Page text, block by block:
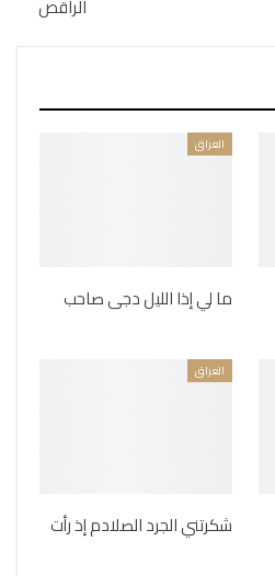
الراقص
العراق
ما لي إذا الليل دجى صاحب
العراق
شكرتني الجرد الصلادم إذ رأت